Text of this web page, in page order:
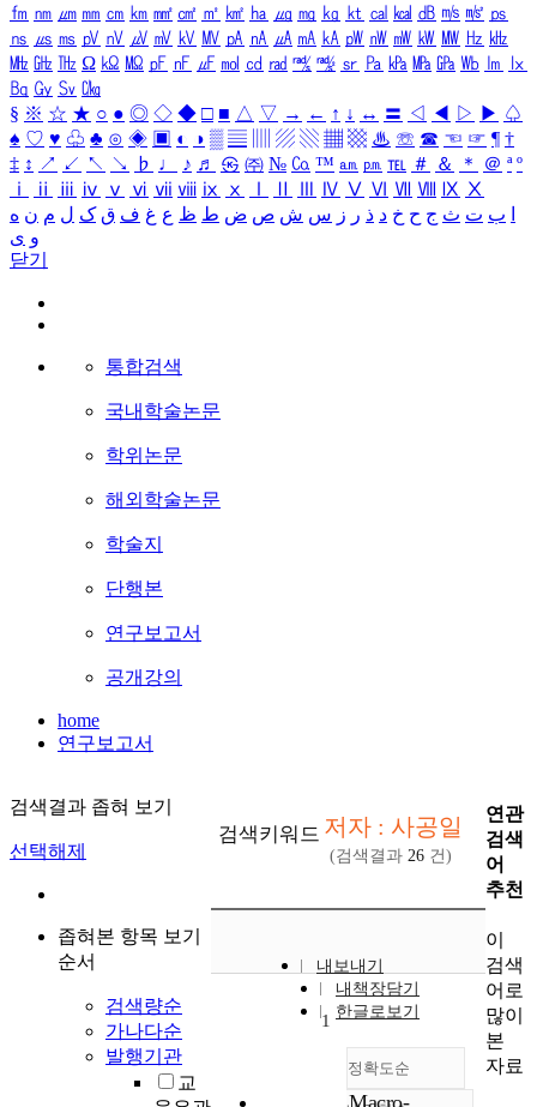
㎙ ㎚ ㎛ ㎜ ㎝ ㎞ ㎟ ㎠ ㎡ ㎢ ㏊ ㎍ ㎎ ㎏ ㏏ ㎈ ㎉ ㏈ ㎧ ㎨ ㎰
㎱ ㎲ ㎳ ㎴ ㎵ ㎶ ㎷ ㎸ ㎹ ㎀ ㎁ ㎂ ㎃ ㎄ ㎺ ㎻ ㎽ ㎾ ㎿ ㎐ ㎑
㎒ ㎓ ㎔ Ω ㏀ ㏁ ㎊ ㎋ ㎌ ㏖ ㏅ ㎭ ㎮ ㎯ ㏛ ㎩ ㎪ ㎫ ㎬ ㏝ ㏐
㏓
㏃ ㏉ ㏜ ㏆
§ ※ ☆ ★ ○ ● ◎ ◇ ◆ □ ■ △ ▽ → ← ↑ ↓ ↔ 〓 ◁ ◀ ▷ ▶ ♤
♠ ♡ ♥ ♧ ♣ ⊙ ◈ ▣ ◐ ◑ ▒ ▤ ▨ ▧ ▦ ▩ ♨ ☏ ☎ ☜ ☞ ¶ †
‡ ↕ ↗ ↙ ↖ ↘ ♭ ♩ ♪ ♬ ㉿ ㈜ № ㏇ ™ ㏂ ㏘ ℡ ＃ ＆ ＊ ＠ ª º
ⅰ
ⅱ ⅲ ⅳ ⅴ ⅵ ⅶ ⅷ ⅸ ⅹ Ⅳ Ⅴ Ⅵ Ⅶ Ⅷ Ⅸ Ⅹ
ب ت ث ج ح خ د ذ ر ز س ش ص ض ط ظ ع غ ف ق ک ل م ن ه
و ی
닫기
통합검색
국내학술논문
학위논문
해외학술논문
학술지
단행본
연구보고서
공개강의
home
연구보고서
검색결과 좁혀 보기
선택해제
좁혀본 항목 보기
순서
검색량순
가나다순
발행기관
교
검색키워드 저자 : 사공일
(검색결과 26 건)
내보내기
내책장담기
한글로보기
정확도순
1
연관
검색
어
추천
이
검색
어로
많이
본
자료